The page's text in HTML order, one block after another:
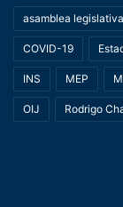
asamblea legislativa
COVID-19
INS MEP
OIJ Rodrigo